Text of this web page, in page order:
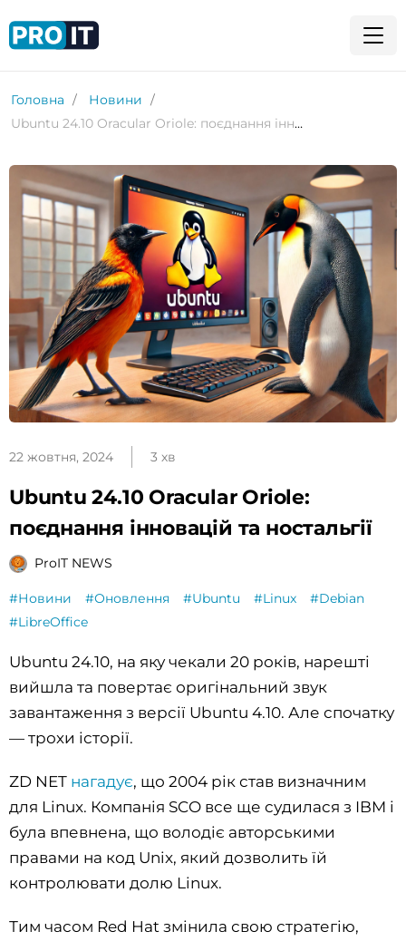
Головна
Новини
Ubuntu 24.10 Oracular Oriole: поєднання інновацій та ностальгії
22 жовтня, 2024 3 хв
Ubuntu 24.10 Oracular Oriole:
поєднання інновацій та ностальгії
ProIT NEWS
#Новини #Оновлення #Ubuntu #Linux
#Debian
#LibreOffice
Ubuntu 24.10, на яку чекали 20 років, нарешті
вийшла та повертає оригінальний звук
завантаження з версії Ubuntu 4.10. Але спочатку
— трохи історії.
ZD NET нагадує, що 2004 рік став визначним
для Linux. Компанія SCO все ще судилася з IBM і
була впевнена, що володіє авторськими
правами на код Unix, який дозволить їй
контролювати долю Linux.
Тим часом Red Hat змінила свою стратегію,